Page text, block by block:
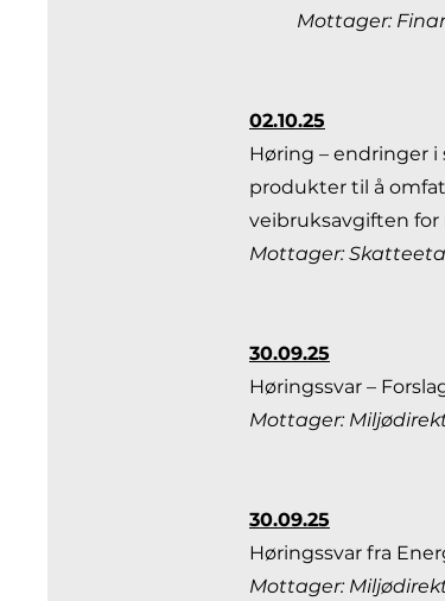
Mottager:
02.10.25
Høring – endringer
produkter til å
veibruksavgiften for
Mottager:
30.09.25
Høringssvar –
Mottager:
30.09.25
Høringssvar fra
Mottager: